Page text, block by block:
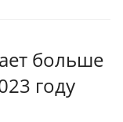
больше
году